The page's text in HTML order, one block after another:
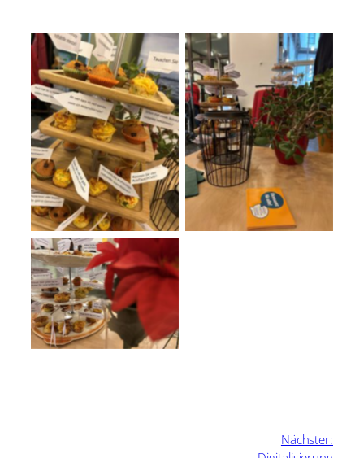
Nächster: